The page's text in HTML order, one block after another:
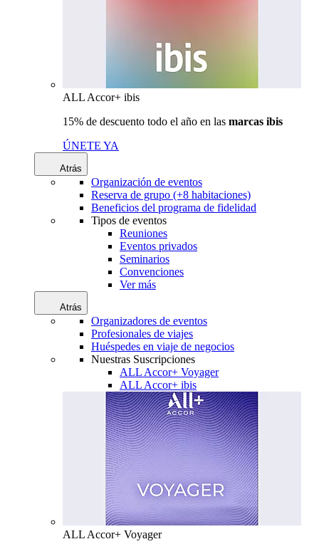
ALL Accor+ ibis
15% de descuento todo el año en las marcas ibis
ÚNETE YA
Atrás
Organización de eventos
Reserva de grupo (+8 habitaciones)
Beneficios del programa de fidelidad
Tipos de eventos
Reuniones
Eventos privados
Seminarios
Convenciones
Ver más
Atrás
Organizadores de eventos
Profesionales de viajes
Huéspedes en viaje de negocios
Nuestras Suscripciones
ALL Accor+ Voyager
ALL Accor+ ibis
ALL Accor+ Voyager